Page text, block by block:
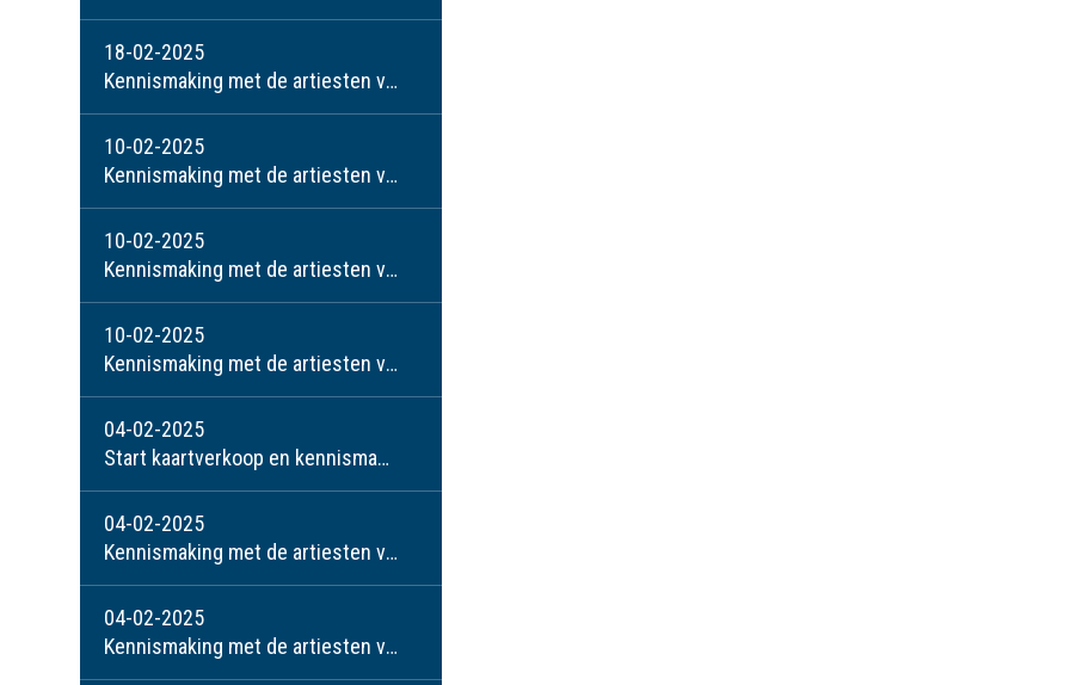
18-02-2025
Kennismaking met de artiesten van het WMW: Perry v.d. Ven
10-02-2025
Kennismaking met de artiesten van het WMW; Lenn Jakobs
10-02-2025
Kennismaking met de artiesten van het WMW: Marian Baltussen en Torn Strik
10-02-2025
Kennismaking met de artiesten van het WMW; Jan v.d. Hulsbeek
04-02-2025
Start kaartverkoop en kennismaking met de artiesten van het WMW: Ben de Kort
04-02-2025
Kennismaking met de artiesten van het WMW: Jolande en Peter
04-02-2025
Kennismaking met de artiesten van het WMW: Linda Jacobs